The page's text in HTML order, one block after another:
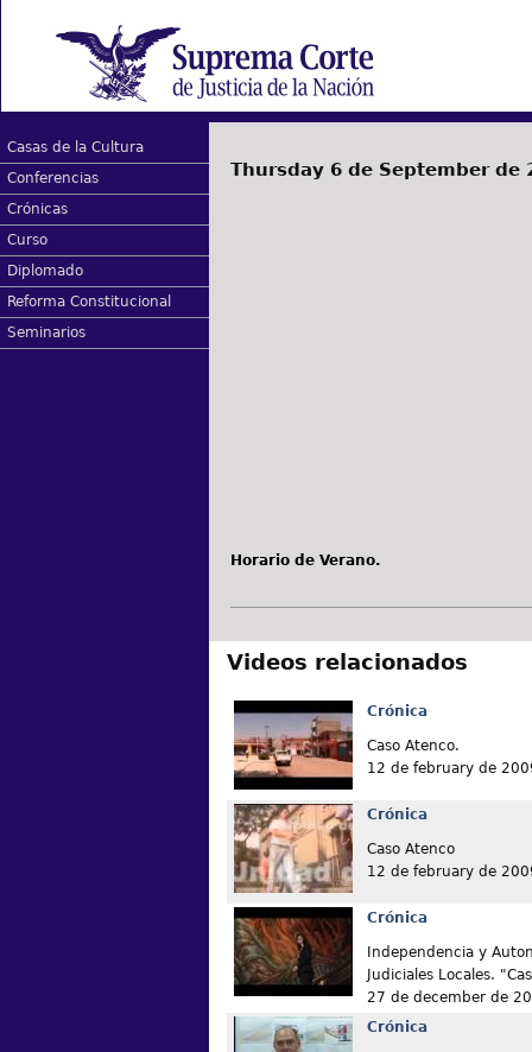
Casas de la Cultura
Conferencias
Crónicas
Curso
Diplomado
Reforma Constitucional
Seminarios
Thursday 6 de September de
Horario de Verano.
Videos relacionados
Crónica
Caso Atenco.
12 de february de
Crónica
Caso Atenco
12 de february de
Crónica
Independencia y
Judiciales Locales.
27 de december de
Crónica